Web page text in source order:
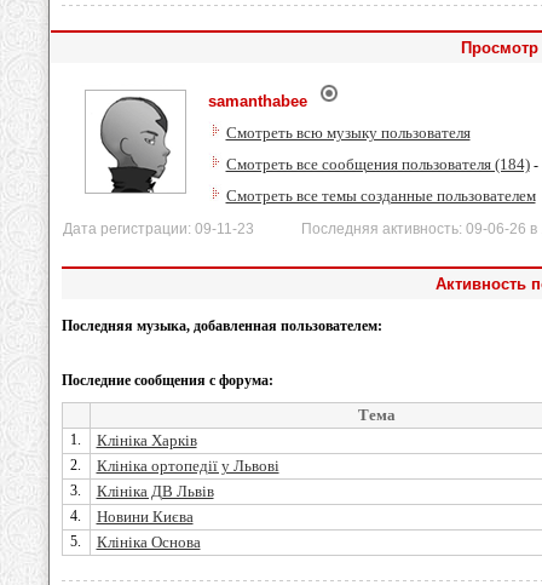
samanthabee
Смотреть всю музыку пользователя
Смотреть все сообщения пользователя (184)-
Смотреть все темы созданные пользователем
Дата регистрации: 09-11-23 Последняя активность: 09-06-26 в
Активность
Последняя музыка, добавленная пользователем:
Последние сообщения с форума:
Тема
1. Клініка Харків
2. Клініка ортопедії у Львові
3. Клініка ДВ Львів
4. Новини Києва
5. Клініка Основа